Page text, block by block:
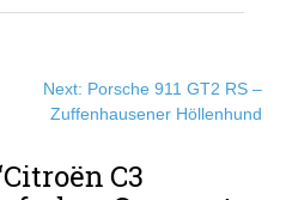
Next: Porsche 911 GT2 RS –
Zuffenhausener Höllenhund
Citroën C3